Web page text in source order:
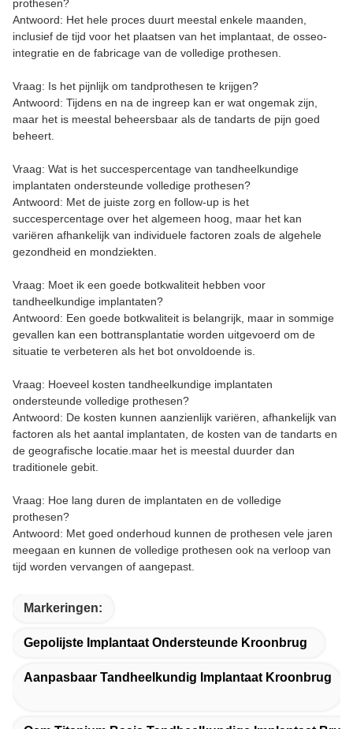
prothesen?
Antwoord: Het hele proces duurt meestal enkele maanden,
inclusief de tijd voor het plaatsen van het implantaat, de osseo-
integratie en de fabricage van de volledige prothesen.
Vraag: Is het pijnlijk om tandprothesen te krijgen?
Antwoord: Tijdens en na de ingreep kan er wat ongemak zijn,
maar het is meestal beheersbaar als de tandarts de pijn goed
beheert.
Vraag: Wat is het succespercentage van tandheelkundige
implantaten ondersteunde volledige prothesen?
Antwoord: Met de juiste zorg en follow-up is het
succespercentage over het algemeen hoog, maar het kan
variëren afhankelijk van individuele factoren zoals de algehele
gezondheid en mondziekten.
Vraag: Moet ik een goede botkwaliteit hebben voor
tandheelkundige implantaten?
Antwoord: Een goede botkwaliteit is belangrijk, maar in sommige
gevallen kan een bottransplantatie worden uitgevoerd om de
situatie te verbeteren als het bot onvoldoende is.
Vraag: Hoeveel kosten tandheelkundige implantaten
ondersteunde volledige prothesen?
Antwoord: De kosten kunnen aanzienlijk variëren, afhankelijk van
factoren als het aantal implantaten, de kosten van de tandarts en
de geografische locatie.maar het is meestal duurder dan
traditionele gebit.
Vraag: Hoe lang duren de implantaten en de volledige
prothesen?
Antwoord: Met goed onderhoud kunnen de prothesen vele jaren
meegaan en kunnen de volledige prothesen ook na verloop van
tijd worden vervangen of aangepast.
Markeringen:
Gepolijste Implantaat Ondersteunde Kroonbrug
Aanpasbaar Tandheelkundig Implantaat Kroonbrug